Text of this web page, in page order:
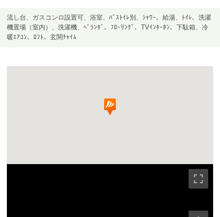
流し台、ガスコンロ設置可、浴室、ﾊﾞｽﾄｲﾚ別、ｼｬﾜｰ、給湯、ﾄｲﾚ、洗濯
機置場（室内）、洗濯機、ﾍﾞﾗﾝﾀﾞ、ﾌﾛｰﾘﾝｸﾞ、TVｲﾝﾀｰﾎﾝ、下駄箱、冷
暖ｴｱｺﾝ、ﾛﾌﾄ、玄関ﾁｬｲﾑ